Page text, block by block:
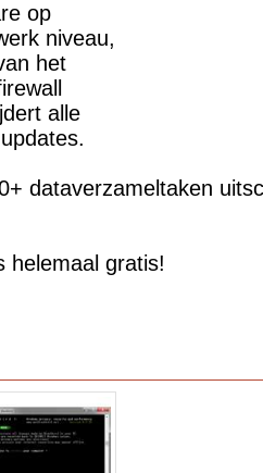
op
niveau,
het
alle
dataverzameltaken
helemaal gratis!